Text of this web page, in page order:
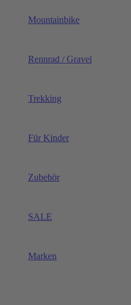
Mountainbike
Rennrad / Gravel
Trekking
Für Kinder
Zubehör
SALE
Marken